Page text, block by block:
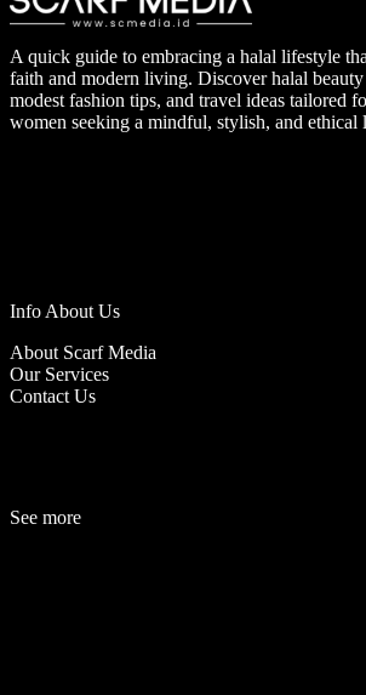
A quick guide to embracing a halal lifestyle
faith and modern living. Discover halal beauty
modest fashion tips, and travel ideas tailored
women seeking a mindful, stylish, and ethical
Info About Us
About Scarf Media
Our Services
Contact Us
See more